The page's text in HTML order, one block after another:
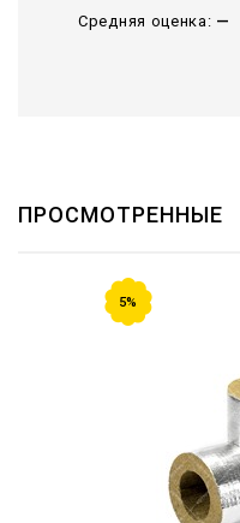
Средняя оценка: —
ПРОСМОТРЕННЫЕ
5%